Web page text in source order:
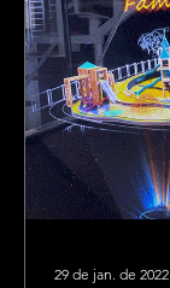
29 de jan. de 2022